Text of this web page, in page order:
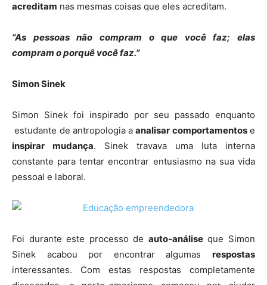
acreditam nas mesmas coisas que eles acreditam.
“As pessoas não compram o que você faz; elas
compram o porquê você faz.”
Simon Sinek
Simon Sinek foi inspirado por seu passado enquanto
estudante de antropologia aanalisar comportamentose
inspirar mudança. Sinek travava uma luta interna
constante para tentar encontrar entusiasmo na sua vida
pessoal e laboral.
Foi durante este processo de auto-análiseque Simon
Sinek acabou por encontrar algumas respostas
interessantes. Com estas respostas completamente